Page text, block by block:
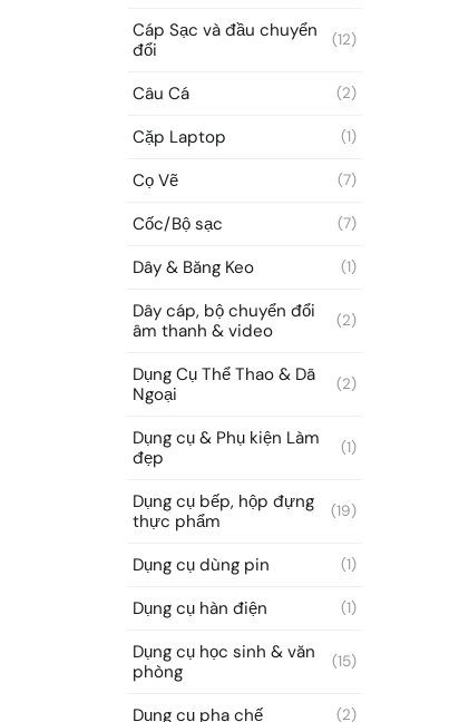
Cáp Sạc và đầu chuyển
đổi
(12)
Câu Cá (2)
Cặp Laptop (1)
Cọ Vẽ (7)
Cốc/Bộ sạc (7)
Dây & Băng Keo (1)
Dây cáp, bộ chuyển đổi
âm thanh & video
(2)
Dụng Cụ Thể Thao & Dã
Ngoại
(2)
Dụng cụ & Phụ kiện Làm
đẹp
(1)
Dụng cụ bếp, hộp đựng
thực phẩm
(19)
Dụng cụ dùng pin (1)
Dụng cụ hàn điện (1)
Dụng cụ học sinh & văn
phòng
(15)
Dụng cụ pha chế (2)